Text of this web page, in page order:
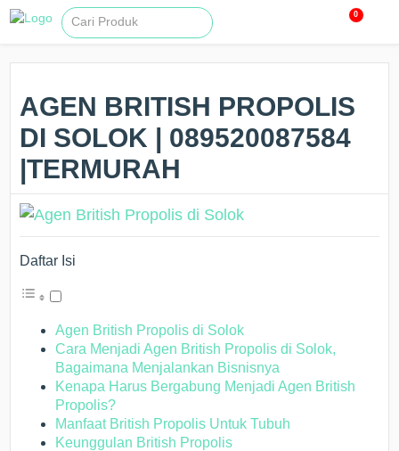
0
AGEN BRITISH PROPOLIS
DI SOLOK | 089520087584
|TERMURAH
Daftar Isi
Agen British Propolis di Solok
Cara Menjadi Agen British Propolis di Solok,
Bagaimana Menjalankan Bisnisnya
Kenapa Harus Bergabung Menjadi Agen British
Propolis?
Manfaat British Propolis Untuk Tubuh
Keunggulan British Propolis